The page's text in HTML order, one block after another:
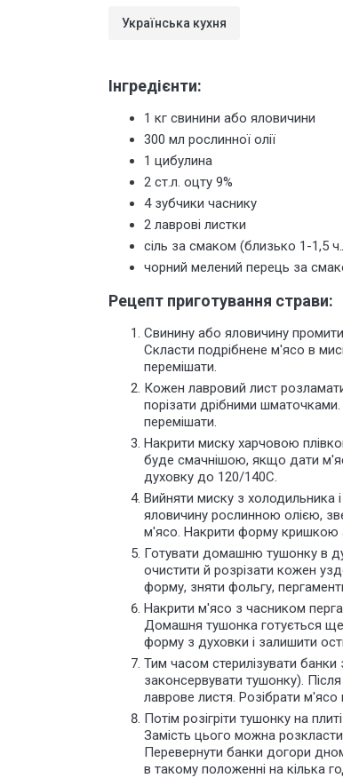
Українська кухня
Інгредієнти:
1 кг свинини або яловичини
300 мл рослинної олії
1 цибулина
2 ст.л. оцту 9%
4 зубчики часнику
2 лаврові листки
сіль за смаком (близько 1-1,5
чорний мелений перець за
Рецепт приготування страви:
Свинину або яловичину
Скласти подрібнене м'ясо в
перемішати.
Кожен лавровий лист
порізати дрібними
перемішати.
Накрити миску харчовою
буде смачнішою, якщо дати
духовку до 120/140С.
Вийняти миску з холодильника
яловичину рослинною олією,
м'ясо. Накрити форму кришкою
Готувати домашню тушонку в
очистити й розрізати кожен
форму, зняти фольгу,
Накрити м'ясо з часником
Домашня тушонка готується ще
форму з духовки і залишити
Тим часом стерилізувати
законсервувати тушонку).
лаврове листя. Розібрати м'ясо
Потім розігріти тушонку на
Замість цього можна
Перевернути банки догори
в такому положенні на кілька